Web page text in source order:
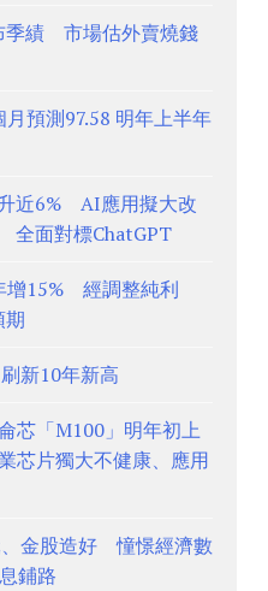
季績 市場估外賣燒錢
預測97.58 明年上半年
近6% AI應用擬大改
全面對標ChatGPT
增15% 經調整純利
期
新10年新高
芯「M100」明年初上
片獨大不健康、應用
金股造好 憧憬經濟數
鋪路